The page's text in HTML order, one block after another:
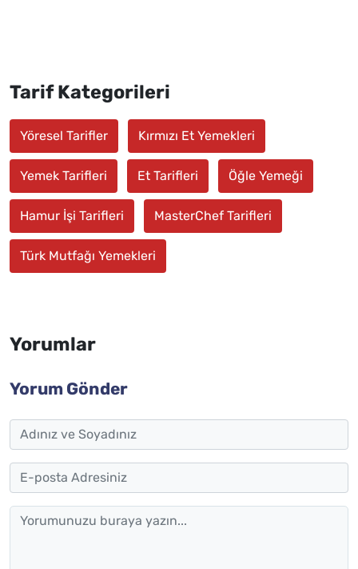
Tarif Kategorileri
Yöresel Tarifler Kırmızı Et Yemekleri
Yemek Tarifleri Et Tarifleri Öğle Yemeği
Hamur İşi Tarifleri MasterChef Tarifleri
Türk Mutfağı Yemekleri
Yorumlar
Yorum Gönder